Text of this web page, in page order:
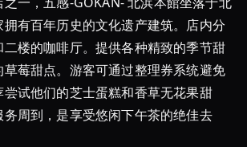
お
じ
さ
ん
の
店
有百年历史的文化遗产建筑。店内分
楼的咖啡厅。提供各种精致的季节甜
草莓甜点。游客可通过整理券系统避免
试他们的芝士蛋糕和香草无花果甜
周到，是享受悠闲下午茶的绝佳去